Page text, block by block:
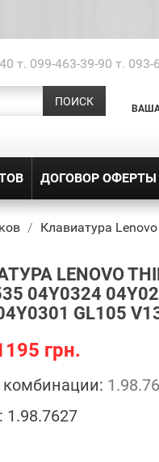
т. 099-463-39-90 т.
ПОИСК
ДОГОВОР ОФЕРТЫ
Клавиатура
LENOVO
04Y0324
GL105
грн.
комбинации:
1.98.7627